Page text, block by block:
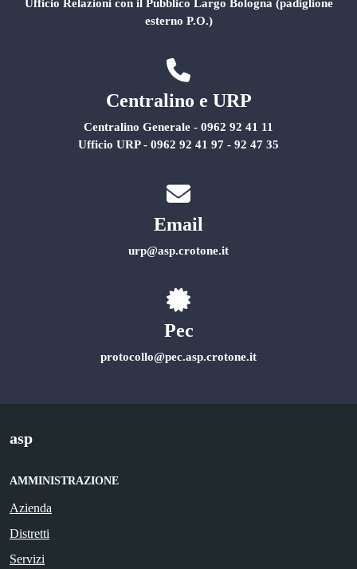
Ufficio Relazioni con il Pubblico Largo Bologna (padiglione
esterno P.O.)
Centralino e URP
Centralino Generale - 0962 92 41 11
Ufficio URP - 0962 92 41 97 - 92 47 35
Email
urp@asp.crotone.it
Pec
protocollo@pec.asp.crotone.it
asp
AMMINISTRAZIONE
Azienda
Distretti
Servizi